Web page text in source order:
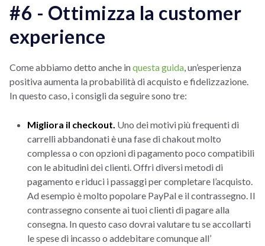
#6 - Ottimizza la customer
experience
Come abbiamo detto anche inquesta guida , un’esperienza
positiva aumenta la probabilità di acquisto e fidelizzazione.
In questo caso, i consigli da seguire sono tre:
Migliora il checkout. Uno dei motivi più frequenti di
carrelli abbandonati è una fase di chakout molto
complessa o con opzioni di pagamento poco compatibili
con le abitudini dei clienti. Offri diversi metodi di
pagamento e riduci i passaggi per completare l’acquisto.
Ad esempio è molto popolare PayPal e il contrassegno. Il
contrassegno consente ai tuoi clienti di pagare alla
consegna. In questo caso dovrai valutare tu se accollarti
le spese di incasso o addebitare comunque all’